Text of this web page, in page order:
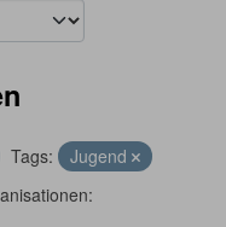
Tags:
Jugend